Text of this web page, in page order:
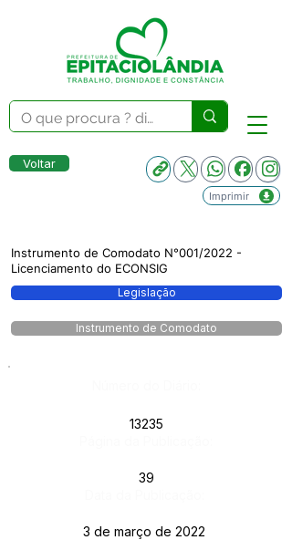
Voltar
Imprimir
Instrumento de Comodato N°001/2022 -
Licenciamento do ECONSIG
Legislação
Instrumento de Comodato
13235
39
3 de março de 2022